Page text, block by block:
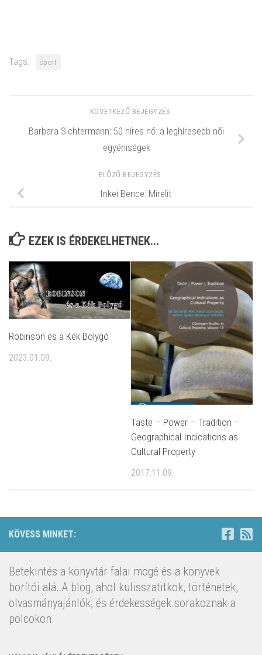
Tags: sport
KÖVETKEZŐ BEJEGYZÉS
Barbara Sichtermann: 50 híres nő: a leghíresebb női
egyéniségek
ELŐZŐ BEJEGYZÉS
Inkei Bence: Mirelit
EZEK IS ÉRDEKELHETNEK...
Robinson és a Kék Bolygó
2023.01.09.
Taste – Power – Tradition –
Geographical Indications as
Cultural Property
2017.11.09.
KÖVESS MINKET:
Betekintés a könyvtár falai mögé és a könyvek
borítói alá. A blog, ahol kulisszatitkok, történetek,
olvasmányajánlók, és érdekességek sorakoznak a
polcokon.